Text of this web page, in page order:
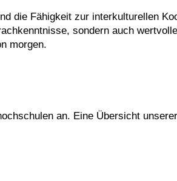
die Fähigkeit zur interkulturellen
sondern auch
morgen.
an. Eine Übersicht